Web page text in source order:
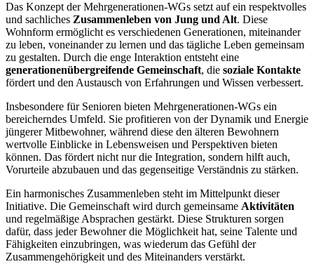
Das Konzept der Mehrgenerationen-WGs setzt auf ein respektvolles
und sachliches Zusammenleben von Jung und Alt. Diese
Wohnform ermöglicht es verschiedenen Generationen, miteinander
zu leben, voneinander zu lernen und das tägliche Leben gemeinsam
zu gestalten. Durch die enge Interaktion entsteht eine
generationenübergreifende Gemeinschaft, die soziale Kontakte
fördert und den Austausch von Erfahrungen und Wissen verbessert.
Insbesondere für Senioren bieten Mehrgenerationen-WGs ein
bereicherndes Umfeld. Sie profitieren von der Dynamik und Energie
jüngerer Mitbewohner, während diese den älteren Bewohnern
wertvolle Einblicke in Lebensweisen und Perspektiven bieten
können. Das fördert nicht nur die Integration, sondern hilft auch,
Vorurteile abzubauen und das gegenseitige Verständnis zu stärken.
Ein harmonisches Zusammenleben steht im Mittelpunkt dieser
Initiative. Die Gemeinschaft wird durch gemeinsame Aktivitäten
und regelmäßige Absprachen gestärkt. Diese Strukturen sorgen
dafür, dass jeder Bewohner die Möglichkeit hat, seine Talente und
Fähigkeiten einzubringen, was wiederum das Gefühl der
Zusammengehörigkeit und des Miteinanders verstärkt.